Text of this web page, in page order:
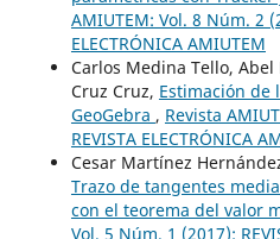
AMIUTEM: Vol. 8 Núm. 2
ELECTRÓNICA AMIUTEM
Carlos Medina Tello,
Cruz Cruz, Estimación de
GeoGebra , Revista
REVISTA ELECTRÓNICA
Cesar Martínez
Trazo de tangentes
con el teorema del valor
Vol. 5 Núm. 1 (2017):